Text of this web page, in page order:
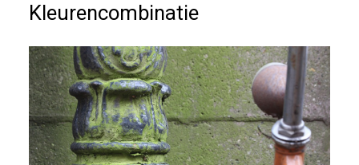
Kleurencombinatie